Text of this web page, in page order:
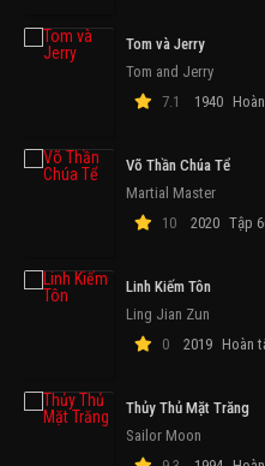
Tom và Jerry
Tom and Jerry
7.1
1940
Võ Thần Chúa Tể
Martial Master
10
2020 Tập
Linh Kiếm Tôn
Ling Jian Zun
0
2019 Hoàn
Thủy Thủ Mặt Trăng
Sailor Moon